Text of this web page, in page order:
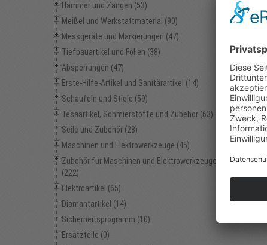
Hämmer und Zangen (53)
Meißel und Werkstattmaterial (90)
Messgeräte und Markierungen (47)
Tiefbauartikel und Folien (38)
Absperrungen (47)
Erste-Hilfe-Artikel und Sanitärartikel (14)
Schaufeln und Stiele (59)
Tesaartikel, Schmierstoffe und Zubehör (63)
Seile und Zubehör (28)
Maschinen und Elektrowerkzeuge (45)
Zubehör für Maschinen und Elektrowerkzeuge
(222)
Elektroartikel (65)
Diamantartikel (14)
Sicherheitsprogramm (10)
Ersatzteile (0)